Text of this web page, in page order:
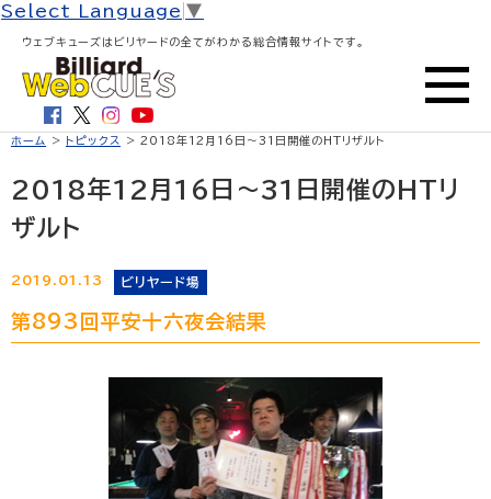
Select Language ▼
ウェブキューズはビリヤードの全てがわかる総合情報サイトです。
ホーム > トピックス > 2018年12月16日～31日開催のHTリザルト
2018年12月16日～31日開催のHTリ
ザルト
2019.01.13 ビリヤード場
第893回平安十六夜会結果